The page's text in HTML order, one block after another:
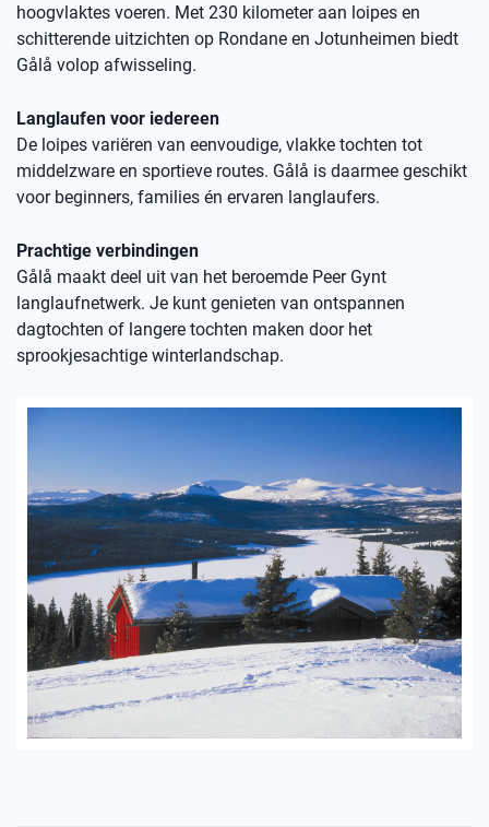
hoogvlaktes voeren. Met 230 kilometer aan loipes en
schitterende uitzichten op Rondane en Jotunheimen biedt
Gålå volop afwisseling.
Langlaufen voor iedereen
De loipes variëren van eenvoudige, vlakke tochten tot
middelzware en sportieve routes. Gålå is daarmee geschikt
voor beginners, families én ervaren langlaufers.
Prachtige verbindingen
Gålå maakt deel uit van het beroemde Peer Gynt
langlaufnetwerk. Je kunt genieten van ontspannen
dagtochten of langere tochten maken door het
sprookjesachtige winterlandschap.